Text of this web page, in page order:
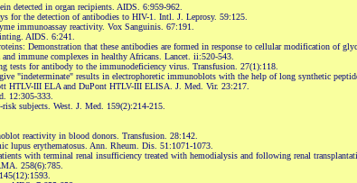
detected in organ recipients. AIDS. 6:959-962.
for the detection of antibodies to HIV-1. Intl. J. Leprosy. 59:125.
immunoassay reactivity. Vox Sanguinis. 67:191.
AIDS. 6:241.
Demonstration that these antibodies are formed in response to cellular modification of
immune complexes in healthy Africans. Lancet. ii:520-543.
for antibody to the immunodeficiency virus. Transfusion. 27(1):118.
"indeterminate" results in electrophoretic immunoblots with the help of long synthetic
HTLV-III ELA and DuPont HTLV-III ELISA. J. Med. Vir. 23:217.
12:305-333.
subjects. West. J. Med. 159(2):214-215.
reactivity in blood donors. Transfusion. 28:142.
erythematosus. Ann. Rheum. Dis. 51:1071-1073.
with terminal renal insufficiency treated with hemodialysis and following renal
258(6):785.